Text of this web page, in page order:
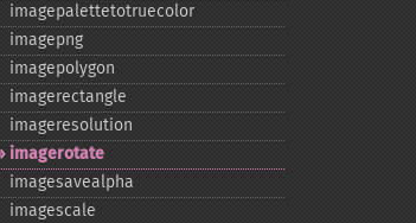
imagepalettetotruecolor
imagepng
imagepolygon
imagerectangle
imageresolution
imagerotate
imagesavealpha
imagescale